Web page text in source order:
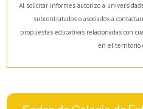
Al solicitar informes autorizo a
subcontratados o asociados a
propuestas educativas relacionadas con
en el territorio